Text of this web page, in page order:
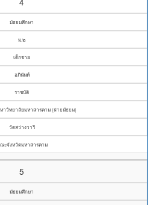
มัธยมศึกษา
ม.๒
เด็กชาย
อภินันท์
ราชบัติ
หาวิทยาลัยมหาสารคาม (ฝ่ายมัธยม)
วัดสว่างวารี
ะจังหวัดมหาสารคาม
5
มัธยมศึกษา